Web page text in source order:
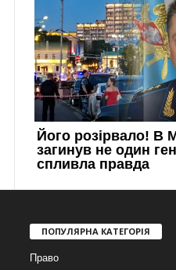
ПОПУЛЯРНА КАТЕГОРІЯ
Право